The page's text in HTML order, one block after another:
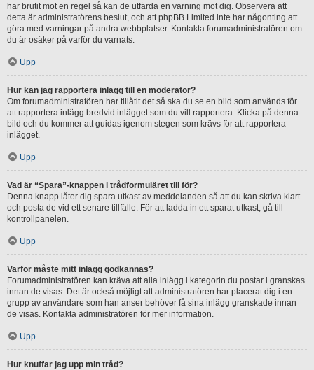
har brutit mot en regel så kan de utfärda en varning mot dig. Observera att
detta är administratörens beslut, och att phpBB Limited inte har någonting att
göra med varningar på andra webbplatser. Kontakta forumadministratören om
du är osäker på varför du varnats.
Upp
Hur kan jag rapportera inlägg till en moderator?
Om forumadministratören har tillåtit det så ska du se en bild som används för
att rapportera inlägg bredvid inlägget som du vill rapportera. Klicka på denna
bild och du kommer att guidas igenom stegen som krävs för att rapportera
inlägget.
Upp
Vad är “Spara”-knappen i trådformuläret till för?
Denna knapp låter dig spara utkast av meddelanden så att du kan skriva klart
och posta de vid ett senare tillfälle. För att ladda in ett sparat utkast, gå till
kontrollpanelen.
Upp
Varför måste mitt inlägg godkännas?
Forumadministratören kan kräva att alla inlägg i kategorin du postar i granskas
innan de visas. Det är också möjligt att administratören har placerat dig i en
grupp av användare som han anser behöver få sina inlägg granskade innan
de visas. Kontakta administratören för mer information.
Upp
Hur knuffar jag upp min tråd?